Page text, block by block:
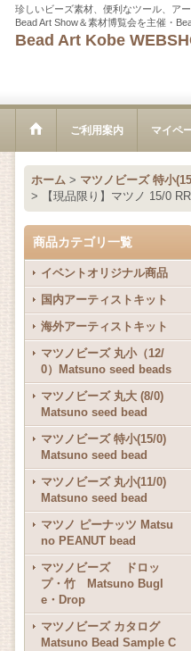
珍しいビーズ素材、便利なツール、ア
Bead Art Show＆素材博覧会を主催・
Bead Art Kobe
ご利用案内 マイペ
ホーム > マツノビーズ 特小
>
【現品限り】マツノ 15/0
商品カテゴリ一覧
イベントオリジナル商品
国内アーティストキット
海外アーティストキット
マツノビーズ 丸小（12/
0）Matsuno seed beads
マツノビーズ 丸大 (8/0)
Matsuno seed bead
マツノビーズ 特小(15/0)
Matsuno seed bead
マツノビーズ 丸小(11/0)
Matsuno seed bead
マツノ ピーナッツ Matsu
no PEANUT bead
マツノビーズ ドロッ
プ・竹 Matsuno Bugl
e・Drop
マツノビーズ カタログ
Matsuno Bead Sample C